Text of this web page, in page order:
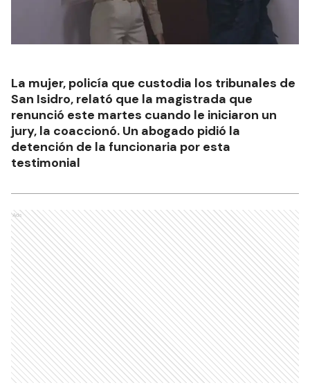
La mujer, policía que custodia los tribunales de
San Isidro, relató que la magistrada que
renunció este martes cuando le iniciaron un
jury, la coaccionó. Un abogado pidió la
detención de la funcionaria por esta
testimonial
Ads